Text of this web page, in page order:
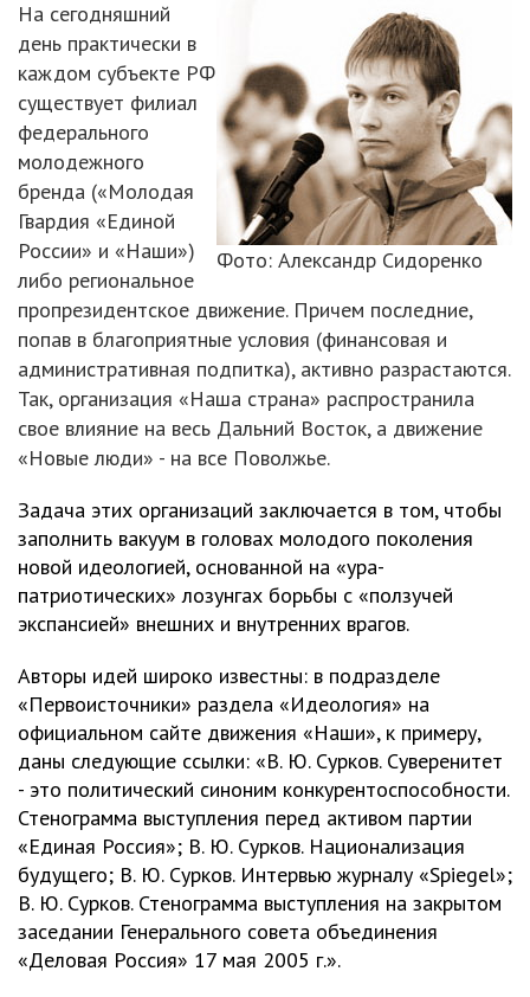
Фото: Александр Сидоренко
На сегодняшний
день практически в
каждом субъекте РФ
существует филиал
федерального
молодежного
бренда («Молодая
Гвардия «Единой
России» и «Наши»)
либо региональное
пропрезидентское движение. Причем последние,
попав в благоприятные условия (финансовая и
административная подпитка), активно разрастаются.
Так, организация «Наша страна» распространила
свое влияние на весь Дальний Восток, а движение
«Новые люди» - на все Поволжье.
Задача этих организаций заключается в том, чтобы
заполнить вакуум в головах молодого поколения
новой идеологией, основанной на «ура-
патриотических» лозунгах борьбы с «ползучей
экспансией» внешних и внутренних врагов.
Авторы идей широко известны: в подразделе
«Первоисточники» раздела «Идеология» на
официальном сайте движения «Наши», к примеру,
даны следующие ссылки: «В. Ю. Сурков. Суверенитет
- это политический синоним конкурентоспособности.
Стенограмма выступления перед активом партии
«Единая Россия»; В. Ю. Сурков. Национализация
будущего; В. Ю. Сурков. Интервью журналу «Spiegel»;
В. Ю. Сурков. Стенограмма выступления на закрытом
заседании Генерального совета объединения
«Деловая Россия» 17 мая 2005 г.».